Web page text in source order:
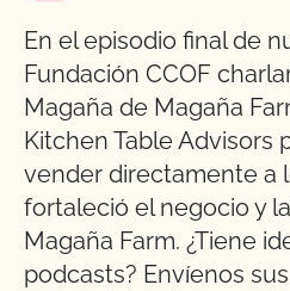
En el episodio final de
Fundación CCOF
Magaña de Magaña
Kitchen Table Advisors
vender directamente a
fortaleció el negocio y
Magaña Farm. ¿Tiene
podcasts? Envíenos